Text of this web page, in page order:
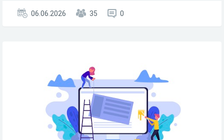
06.06.2026 35 0